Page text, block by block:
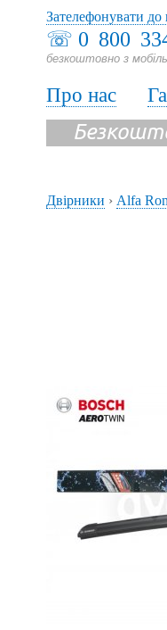
☏ 0 800
безкоштовно з
Зателефонувати до
Про нас
Двірники › Alfa